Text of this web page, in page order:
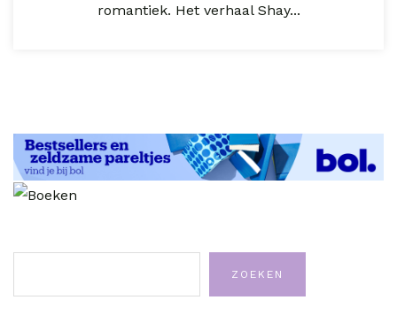
romantiek. Het verhaal Shay...
ZOEKEN